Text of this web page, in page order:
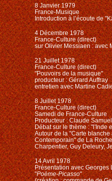
8 Janvier 1979
France-Musique
Introduction à l’écoute de
4 Décembre 1978
France-Culture (direct)
sur Olivier Messiaen : avec
21 Juillet 1978
France-Culture (direct)
"Pouvoirs de la musique"
producteur : Gérard Auffray
entretien avec Martine
8 Juillet 1978
France-Culture (direct)
Samedi de France-Culture
Producteur : Claude Samuel
Débat sur le thème : "l'Inde
Autour de la "Carte blanche
Contemporain" de La
Charpentier, Guy Deleury,
14 Avril 1978
Présentation avec Georges
"Poème-Picasso"